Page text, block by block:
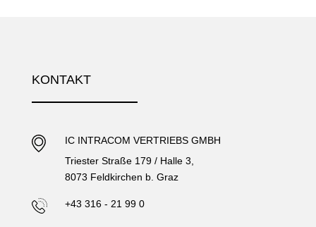
KONTAKT
IC INTRACOM VERTRIEBS GMBH
Triester Straße 179 / Halle 3,
8073 Feldkirchen b. Graz
+43 316 - 21 99 0